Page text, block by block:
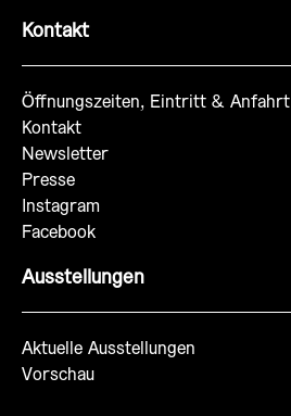
Kontakt
Öffnungszeiten, Eintritt & Anfahrt
Kontakt
Newsletter
Presse
Instagram
Facebook
Ausstellungen
Aktuelle Ausstellungen
Vorschau